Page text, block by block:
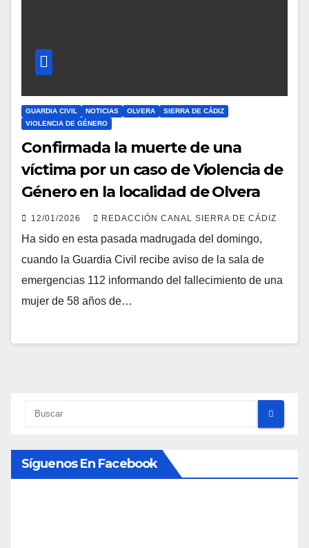
GUARDIA CIVIL NOTICIAS OLVERA
SIERRA DE CÁDIZ
VIOLENCIA DE GÉNERO
Confirmada la muerte de una
víctima por un caso de Violencia de
Género en la localidad de Olvera
12/01/2026 REDACCIÓN CANAL SIERRA DE CÁDIZ
Ha sido en esta pasada madrugada del domingo,
cuando la Guardia Civil recibe aviso de la sala de
emergencias 112 informando del fallecimiento de una
mujer de 58 años de…
Síguenos En Facebook